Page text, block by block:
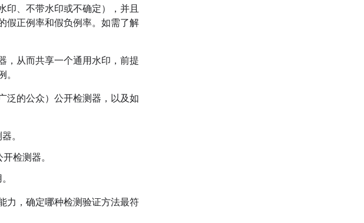
印、不带水印或不确定），并且
假正例率和假负例率。如需了解
，从而共享一个通用水印，前提
泛的公众）公开检测器，以及如
。
检测器。
力，确定哪种检测验证方法最符